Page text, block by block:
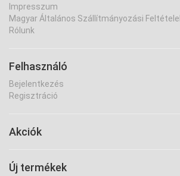
Impresszum
Magyar Általános Szállítmányozási
Rólunk
Felhasználó
Bejelentkezés
Regisztráció
Akciók
Új termékek